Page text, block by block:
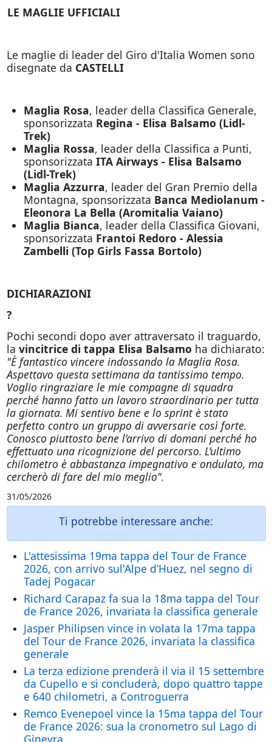
LE MAGLIE UFFICIALI
Le maglie di leader del Giro d'Italia Women sono
disegnate da CASTELLI
Maglia Rosa, leader della Classifica Generale,
sponsorizzata Regina - Elisa Balsamo (Lidl-
Trek)
Maglia Rossa, leader della Classifica a Punti,
sponsorizzata ITA Airways - Elisa Balsamo
(Lidl-Trek)
Maglia Azzurra, leader del Gran Premio della
Montagna, sponsorizzata Banca Mediolanum -
Eleonora La Bella (Aromitalia Vaiano)
Maglia Bianca, leader della Classifica Giovani,
sponsorizzata Frantoi Redoro - Alessia
Zambelli (Top Girls Fassa Bortolo)
DICHIARAZIONI
?
Pochi secondi dopo aver attraversato il traguardo,
la vincitrice di tappa Elisa Balsamo ha dichiarato:
"È fantastico vincere indossando la Maglia Rosa.
Aspettavo questa settimana da tantissimo tempo.
Voglio ringraziare le mie compagne di squadra
perché hanno fatto un lavoro straordinario per tutta
la giornata. Mi sentivo bene e lo sprint è stato
perfetto contro un gruppo di avversarie così forte.
Conosco piuttosto bene l’arrivo di domani perché ho
effettuato una ricognizione del percorso. L’ultimo
chilometro è abbastanza impegnativo e ondulato, ma
cercherò di fare del mio meglio".
31/05/2026
Ti potrebbe interessare anche:
L'attesissima 19ma tappa del Tour de France
2026, con arrivo sul'Alpe d’Huez, nel segno di
Tadej Pogacar
Richard Carapaz fa sua la 18ma tappa del Tour
de France 2026, invariata la classifica generale
Jasper Philipsen vince in volata la 17ma tappa
del Tour de France 2026, invariata la classifica
generale
La terza edizione prenderà il via il 15 settembre
da Cupello e si concluderà, dopo quattro tappe
e 640 chilometri, a Controguerra
Remco Evenepoel vince la 15ma tappa del Tour
de France 2026: sua la cronometro sul Lago di
Ginevra